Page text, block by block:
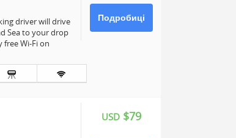
Подробиці
driver will drive
Sea to your drop
Wi-Fi on
USD$79